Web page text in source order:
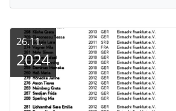
26.11.
2024